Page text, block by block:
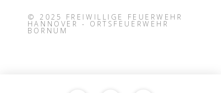
© 2025 FREIWILLIGE FEUERWEHR
HANNOVER - ORTSFEUERWEHR
BORNUM